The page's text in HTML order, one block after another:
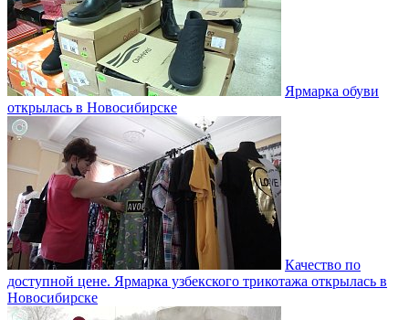
Ярмарка обуви
открылась в Новосибирске
Качество по
доступной цене. Ярмарка узбекского трикотажа открылась в
Новосибирске